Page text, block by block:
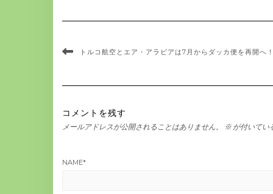
トルコ航空とエア・アラビアは7月からダッカ便を再開
コメントを残す
メールアドレスが公開されることはありません。 ※ が付いてい
NAME*